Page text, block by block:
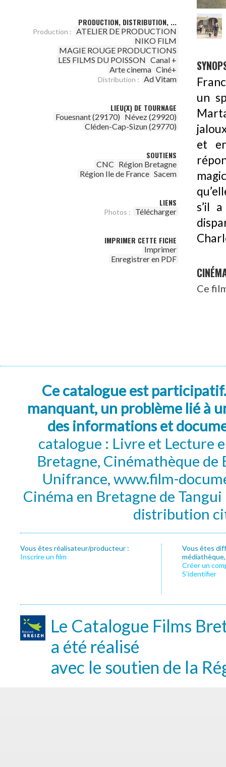
PRODUCTION, DISTRIBUTION, ...
Production : ATELIER DE PRODUCTION
NIKO FILM
MAGIE ROUGE PRODUCTIONS
LES FILMS DU POISSON Canal +
Arte cinema Ciné+
Distribution : Ad Vitam
LIEU(X) DE TOURNAGE
Fouesnant (29170) Névez (29920)
Cléden-Cap-Sizun (29770)
SOUTIENS
CNC Région Bretagne
Région Ile de France Sacem
LIENS
Photos : Télécharger
IMPRIMER CETTE FICHE
Imprimer
Enregistrer en PDF
un
et
s’il
Ce
Ce catalogue est
manquant, un problème lié à
des informations et
catalogue : Livre et Lecture
Bretagne, Cinémathèque de
Unifrance, www.film-
Cinéma en Bretagne de
distribution
Vous êtes réalisateur/producteur :
Inscrire un film
Vous êtes
Créer un
S’identifier
Le Catalogue Films
a été réalisé
avec le soutien de la